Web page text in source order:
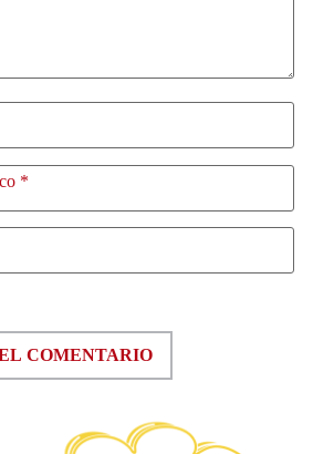
*